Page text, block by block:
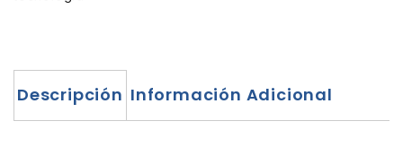
Descripción Información Adicional